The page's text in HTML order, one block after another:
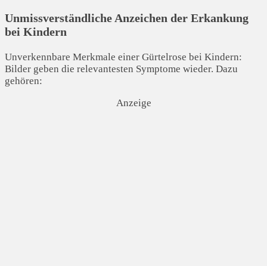
Unmissverständliche Anzeichen der Erkankung
bei Kindern
Unverkennbare Merkmale einer Gürtelrose bei Kindern:
Bilder geben die relevantesten Symptome wieder. Dazu
gehören:
Anzeige